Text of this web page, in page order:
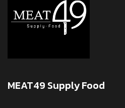
MEAT49 Supply Food